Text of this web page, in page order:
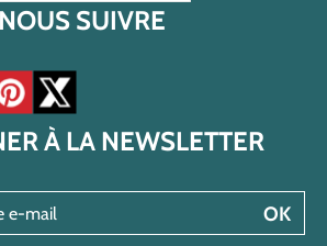
NOUS SUIVRE
YouTube
compte Instagram
à notre page Facebook
Accéder à notre compte Pinterest
Accéder à notre compte Twitter/X
À LA NEWSLETTER
OK